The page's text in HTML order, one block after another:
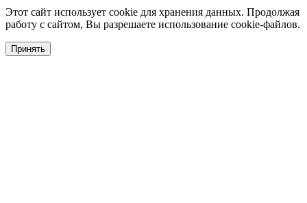
Этот сайт использует cookie для хранения данных. Продолжая
работу с сайтом, Вы разрешаете использование cookie-файлов.
Принять